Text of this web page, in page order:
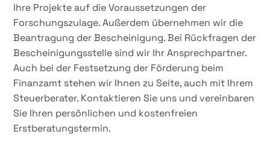
Ihre Projekte auf die Voraussetzungen der
Forschungszulage. Außerdem übernehmen wir die
Beantragung der Bescheinigung. Bei Rückfragen der
Bescheinigungsstelle sind wir Ihr Ansprechpartner.
Auch bei der Festsetzung der Förderung beim
Finanzamt stehen wir Ihnen zu Seite, auch mit Ihrem
Steuerberater. Kontaktieren Sie uns und vereinbaren
Sie Ihren persönlichen und kostenfreien
Erstberatungstermin.